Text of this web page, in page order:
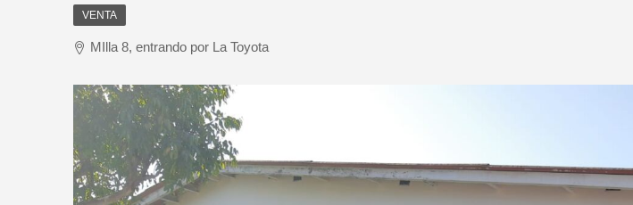
VENTA
MIlla 8, entrando por La Toyota